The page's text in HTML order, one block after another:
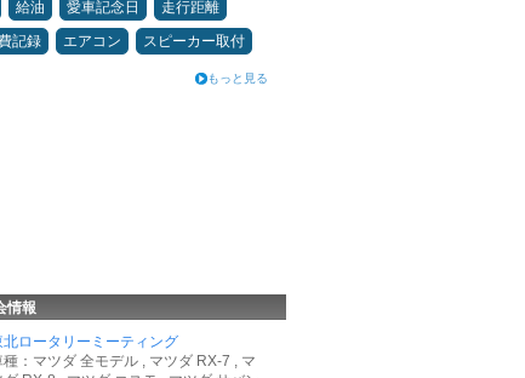
給油 愛車記念日
走行距離
記録
エアコン スピーカー取付
もっと見る
情報
北ロータリーミーティング
種：マツダ 全モデル , マツダ RX-7 , マ